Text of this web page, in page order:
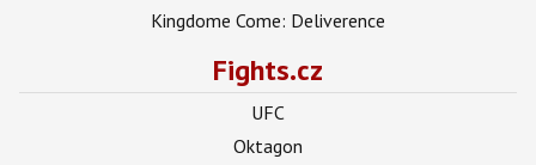
Kingdome Come: Deliverence
Fights.cz
UFC
Oktagon